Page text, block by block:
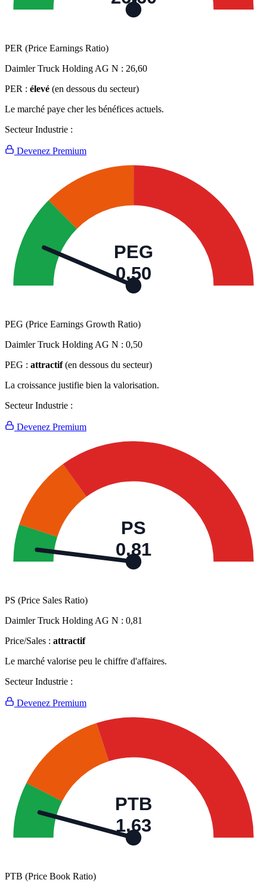
PER (Price Earnings Ratio)
Daimler Truck Holding AG N : 26,60
PER : élevé (en dessous du secteur)
Le marché paye cher les bénéfices actuels.
Secteur Industrie :
Devenez Premium
PEG
0,50
PEG (Price Earnings Growth Ratio)
Daimler Truck Holding AG N : 0,50
PEG : attractif (en dessous du secteur)
La croissance justifie bien la valorisation.
Secteur Industrie :
Devenez Premium
PS
0,81
PS (Price Sales Ratio)
Daimler Truck Holding AG N : 0,81
Price/Sales : attractif
Le marché valorise peu le chiffre d'affaires.
Secteur Industrie :
Devenez Premium
PTB
1,63
PTB (Price Book Ratio)